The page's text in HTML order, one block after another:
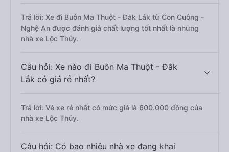
Trả lời: Xe đi Buôn Ma Thuột - Đắk Lắk từ Con Cuông -
Nghệ An được đánh giá chất lượng tốt nhất là những
nhà xe Lộc Thủy.
Câu hỏi: Xe nào đi Buôn Ma Thuột - Đắk
Lắk có giá rẻ nhất?
Trả lời: Vé xe rẻ nhất có mức giá là 600.000 đồng của
nhà xe Lộc Thủy.
Câu hỏi: Có bao nhiêu nhà xe đang khai